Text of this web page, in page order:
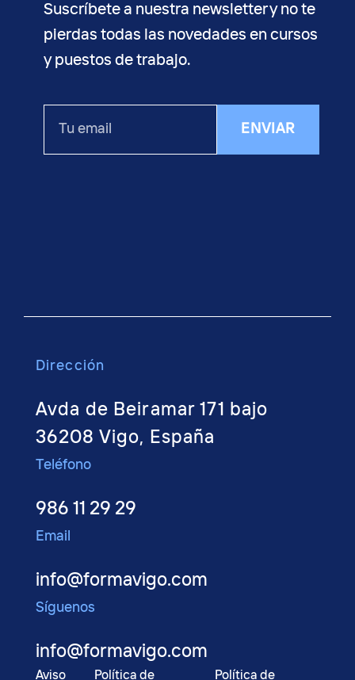
Suscríbete a nuestra newsletter y no te
pierdas todas las novedades en cursos
y puestos de trabajo.
ENVIAR
Dirección
Avda de Beiramar 171 bajo
36208 Vigo, España
Teléfono
986 11 29 29
Email
info@formavigo.com
Síguenos
info@formavigo.com
Aviso Política de Política de